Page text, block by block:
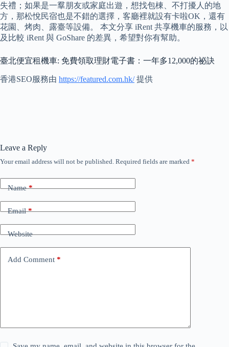
失禮；如果是一羣朋友或家庭出遊，想找包棟、不打擾人的地
方，那松悅民宿也是不錯的選擇，客廳裡就設有卡啦OK，還有
花園、烤肉、露臺等設備。 本文分享 iRent 共享機車的服務，以
及比較 iRent 與 GoShare 的差異，希望對你有幫助。
臺北便宜租機車: 免費領取理財電子書：一年多12,000的祕訣
香港SEO服務由 https://featured.com.hk/提供
Leave a Reply
Your email address will not be published. Required fields are marked *
Name*
Email*
Website
Add Comment *